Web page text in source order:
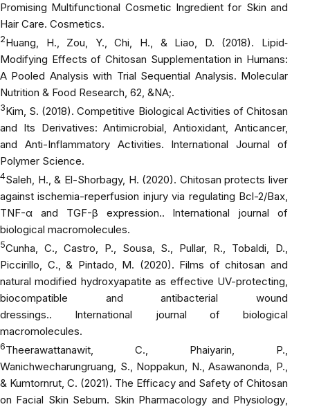
Promising Multifunctional Cosmetic Ingredient for Skin and
Hair Care. Cosmetics.
2Huang, H., Zou, Y., Chi, H., & Liao, D. (2018). Lipid‐
Modifying Effects of Chitosan Supplementation in Humans:
A Pooled Analysis with Trial Sequential Analysis. Molecular
Nutrition & Food Research, 62, &NA;.
3Kim, S. (2018). Competitive Biological Activities of Chitosan
and Its Derivatives: Antimicrobial, Antioxidant, Anticancer,
and Anti-Inflammatory Activities. International Journal of
Polymer Science.
4Saleh, H., & El-Shorbagy, H. (2020). Chitosan protects liver
against ischemia-reperfusion injury via regulating Bcl-2/Bax,
TNF-α and TGF-β expression.. International journal of
biological macromolecules.
5Cunha, C., Castro, P., Sousa, S., Pullar, R., Tobaldi, D.,
Piccirillo, C., & Pintado, M. (2020). Films of chitosan and
natural modified hydroxyapatite as effective UV-protecting,
biocompatible and antibacterial wound
dressings.. International journal of biological
macromolecules.
6Theerawattanawit, C., Phaiyarin, P.,
Wanichwecharungruang, S., Noppakun, N., Asawanonda, P.,
& Kumtornrut, C. (2021). The Efficacy and Safety of Chitosan
on Facial Skin Sebum. Skin Pharmacology and Physiology,